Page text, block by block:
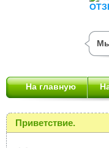
На главную
Приветствие.